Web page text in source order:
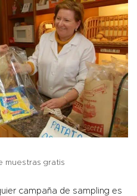
muestras gratis
campaña de sampling es